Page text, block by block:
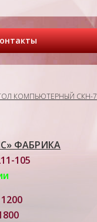
КОМПЬЮТЕРНЫЙ СКН-7
ФАБРИКА
105
1200